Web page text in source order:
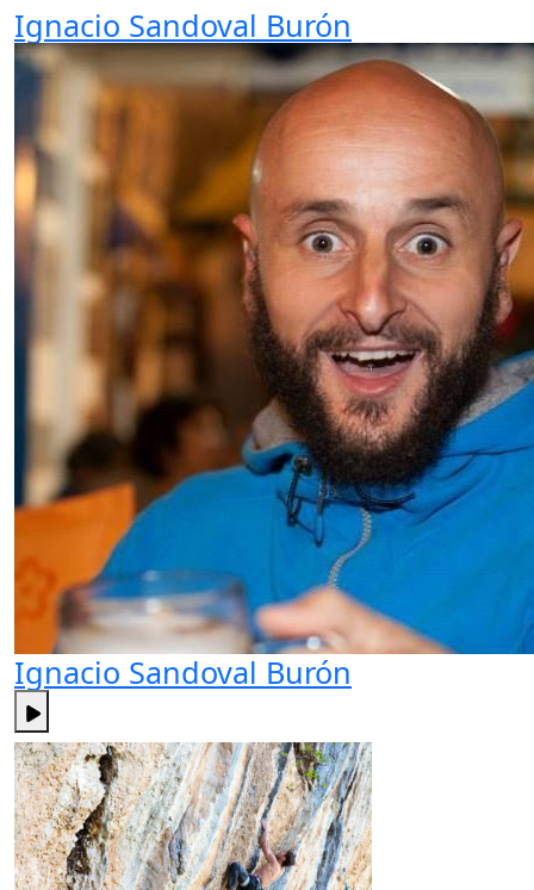
Ignacio Sandoval Burón
Ignacio Sandoval Burón